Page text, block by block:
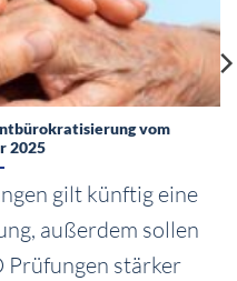
vom
2025
gilt künftig eine
außerdem sollen
Prüfungen stärker